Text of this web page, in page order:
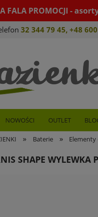
FALA PROMOCJI -
32 344 79 45, +48
NOWOŚCI OUTLET
» Baterie »
SHAPE WYLEWKA